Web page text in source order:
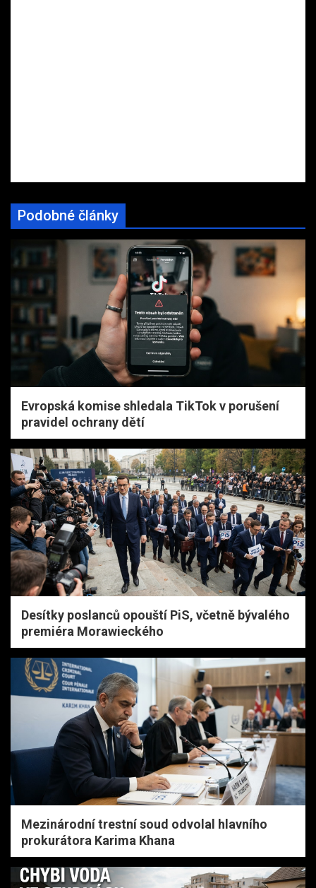
Podobné články
Evropská komise shledala TikTok v porušení
pravidel ochrany dětí
Desítky poslanců opouští PiS, včetně bývalého
premiéra Morawieckého
Mezinárodní trestní soud odvolal hlavního
prokurátora Karima Khana